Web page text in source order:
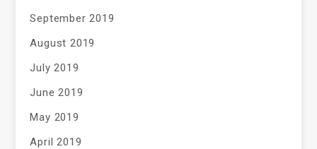
September 2019
August 2019
July 2019
June 2019
May 2019
April 2019